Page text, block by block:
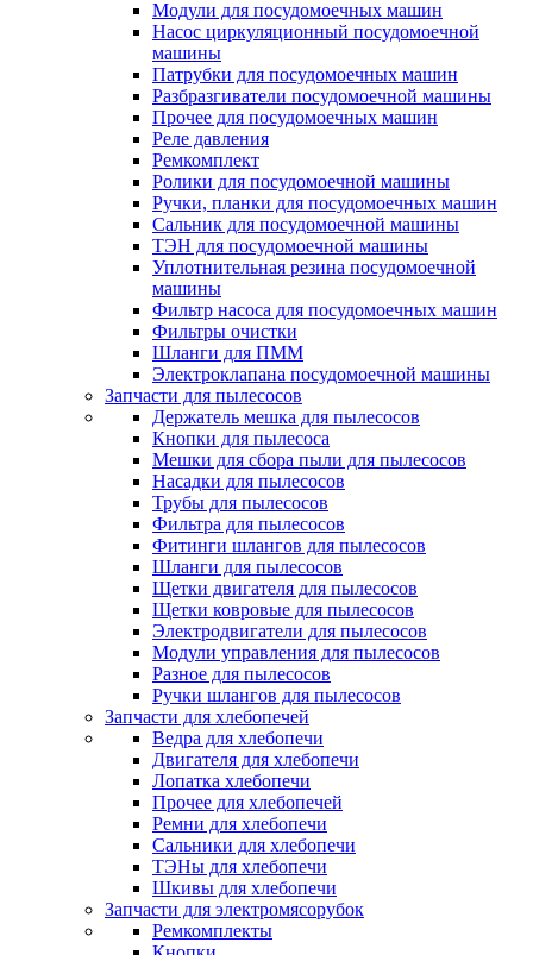
Модули для посудомоечных машин
Насос циркуляционный посудомоечной
машины
Патрубки для посудомоечных машин
Разбразгиватели посудомоечной машины
Прочее для посудомоечных машин
Реле давления
Ремкомплект
Ролики для посудомоечной машины
Ручки, планки для посудомоечных машин
Сальник для посудомоечной машины
ТЭН для посудомоечной машины
Уплотнительная резина посудомоечной
машины
Фильтр насоса для посудомоечных машин
Фильтры очистки
Шланги для ПММ
Электроклапана посудомоечной машины
Запчасти для пылесосов
Держатель мешка для пылесосов
Кнопки для пылесоса
Мешки для сбора пыли для пылесосов
Насадки для пылесосов
Трубы для пылесосов
Фильтра для пылесосов
Фитинги шлангов для пылесосов
Шланги для пылесосов
Щетки двигателя для пылесосов
Щетки ковровые для пылесосов
Электродвигатели для пылесосов
Модули управления для пылесосов
Разное для пылесосов
Ручки шлангов для пылесосов
Запчасти для хлебопечей
Ведра для хлебопечи
Двигателя для хлебопечи
Лопатка хлебопечи
Прочее для хлебопечей
Ремни для хлебопечи
Сальники для хлебопечи
ТЭНы для хлебопечи
Шкивы для хлебопечи
Запчасти для электромясорубок
Ремкомплекты